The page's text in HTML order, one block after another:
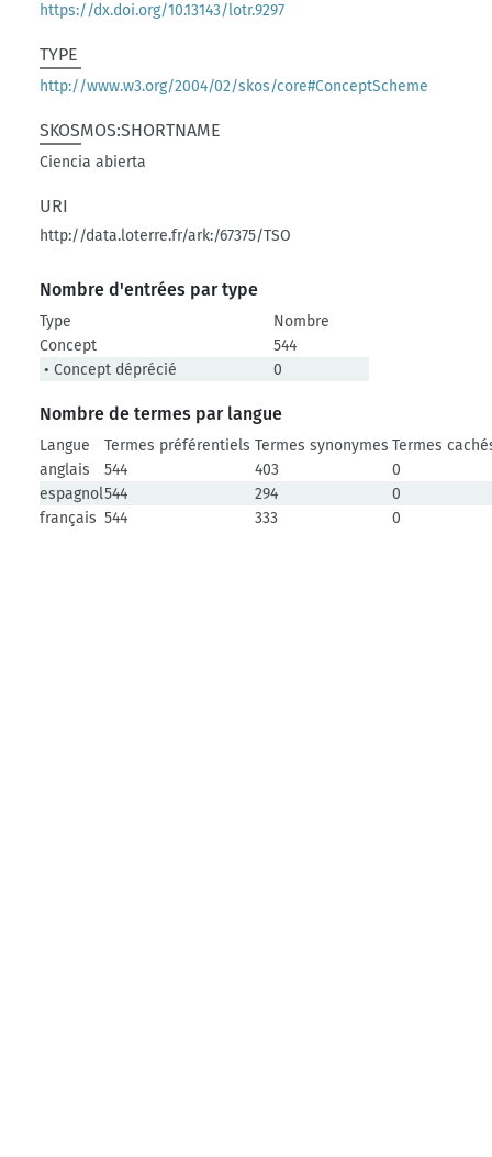
https://dx.doi.org/10.13143/lotr.9297
TYPE
http://www.w3.org/2004/02/skos/core#ConceptScheme
SKOSMOS:SHORTNAME
Ciencia abierta
URI
http://data.loterre.fr/ark:/67375/TSO
Nombre d'entrées par type
Type
Nombre
Concept
544
• Concept déprécié
0
Nombre de termes par langue
Langue Termes préférentiels Termes synonymes Termes
anglais
544 403
0
espagnol544 294
0
français 544 333 0